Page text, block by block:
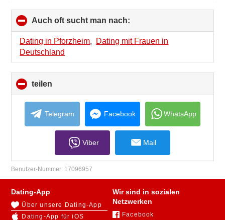
Auch oft sucht man nach:
to
collapse
Dating in Pforzheim, Dating mit Frauen in
Deutschland
teilen
to
collapse
contents
Telegram Facebook WhatsApp
Viber Mail
Benutzer-Nummer: 17096957
Dating-App
Über unsere Dating-App
Dating-App für iOS
Wir sind in sozialen
Netzwerken
Facebook